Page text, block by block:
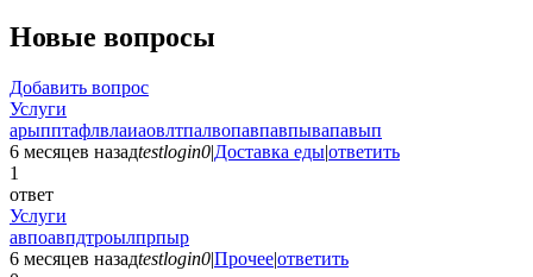
Новые вопросы
Добавить вопрос
Услуги
арыпптафлвлаиаовлтпалвопавпавпывапавып
6 месяцев назадtestlogin0|Доставка еды|ответить
1
ответ
Услуги
авпоавпдтроылпрпыр
6 месяцев назадtestlogin0|Прочее|ответить